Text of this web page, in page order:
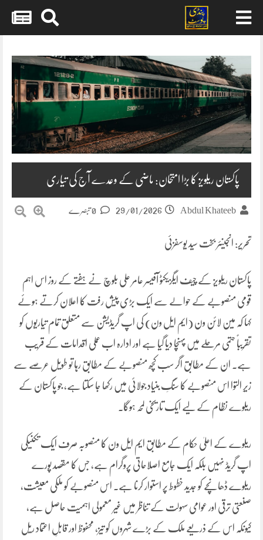
content
پاکستان ریلویز کا بڑا امتحان: ماضی کے وعدے آج کی تیاری
Abdul Khateeb
29/01/2026
تحریر: انجینئر بخت سید یوسفزئی
پاکستان ریلویز کے چیف ایگزیکٹو آفیسر عامر علی بلوچ نے ہفتے کے روز اس اہم
قومی منصوبے کے حوالے سے ایک بڑی پیش رفت کا اعلان کرتے ہوئے
کہا کہ مین لائن ون (ایم ایل ون) کی اپ گریڈیشن سے متعلق تمام تیاریوں کو
تقریباً حتمی مرحلے میں پہنچا دیا گیا ہے اور ادارہ اب عملی اقدامات کے قریب
ہے۔ ان کے مطابق اگر سب کچھ منصوبے کے مطابق رہا تو طویل عرصے سے
زیرِ التوا اس منصوبے کا سنگِ بنیاد جولائی میں رکھا جا سکتا ہے، جو پاکستان کے
ریلوے نظام کے لیے ایک تاریخی لمحہ ہوگا۔
ریلوے کے اعلیٰ حکام کے مطابق ایم ایل ون کا منصوبہ صرف ایک تکنیکی
اپ گریڈ نہیں بلکہ ایک جامع اصلاحاتی پروگرام ہے، جس کا مقصد پورے
ریلوے ڈھانچے کو جدید خطوط پر استوار کرنا ہے۔ اس منصوبے کو ملکی معیشت،
صنعتی ترقی اور عوامی سہولت کے تناظر میں غیر معمولی اہمیت حاصل ہے،
کیونکہ اس کے ذریعے ملک کے بڑے شہروں کو تیز، محفوظ اور قابلِ اعتماد ریل